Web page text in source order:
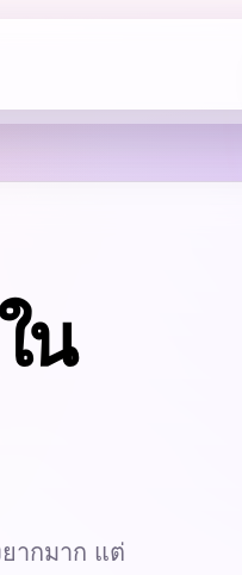
น
ากมาก แต่